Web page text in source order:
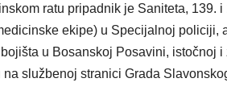
ratu pripadnik je Saniteta,
ekipe) u Specijalnoj policiji,
u Bosanskoj Posavini, istočnoj
na službenoj stranici Grada